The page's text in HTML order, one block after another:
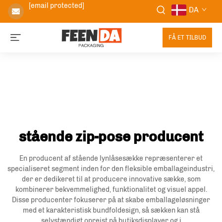
[email protected] DA
FÅ ET TILBUD
stående zip-pose producent
En producent af stående lynlåsesække repræsenterer et
specialiseret segment inden for den fleksible emballageindustri,
der er dedikeret til at producere innovative sække, som
kombinerer bekvemmelighed, funktionalitet og visuel appel.
Disse producenter fokuserer på at skabe emballageløsninger
med et karakteristisk bundfoldesign, så sækken kan stå